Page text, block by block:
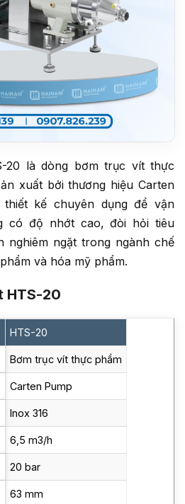
20 là dòng bơm trục vít thực
xuất bởi thương hiệu Carten
kế chuyên dụng để vận
có độ nhớt cao, đòi hỏi tiêu
nghiêm ngặt trong ngành chế
và hóa mỹ phẩm.
HTS-20
HTS-20
Bơm trục vít thực phẩm
Carten Pump
Inox 316
6,5 m3/h
20 bar
63 mm